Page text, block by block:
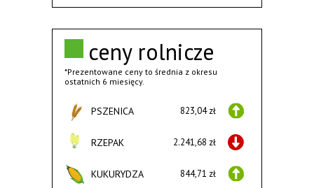
ceny rolnicze
*Prezentowane ceny to średnia z okresu
ostatnich 6 miesięcy.
PSZENICA 823,04 zł
RZEPAK 2.241,68 zł
KUKURYDZA 844,71 zł